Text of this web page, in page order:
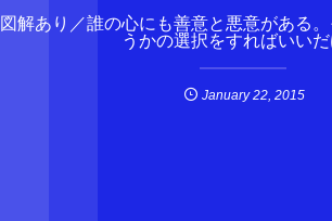
図解あり／誰の心にも善意と悪意がある
うかの選択をすればいいだ
January 22 ,2015